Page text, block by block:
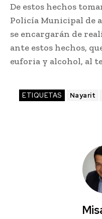
De estos hechos
Policía Municipal de
se encargarán de
ante estos hechos,
euforia y alcohol, al
ETIQUETAS Nayarit